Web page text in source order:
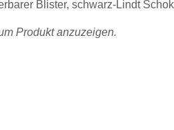
Blister, schwarz-Lindt
Produkt anzuzeigen.